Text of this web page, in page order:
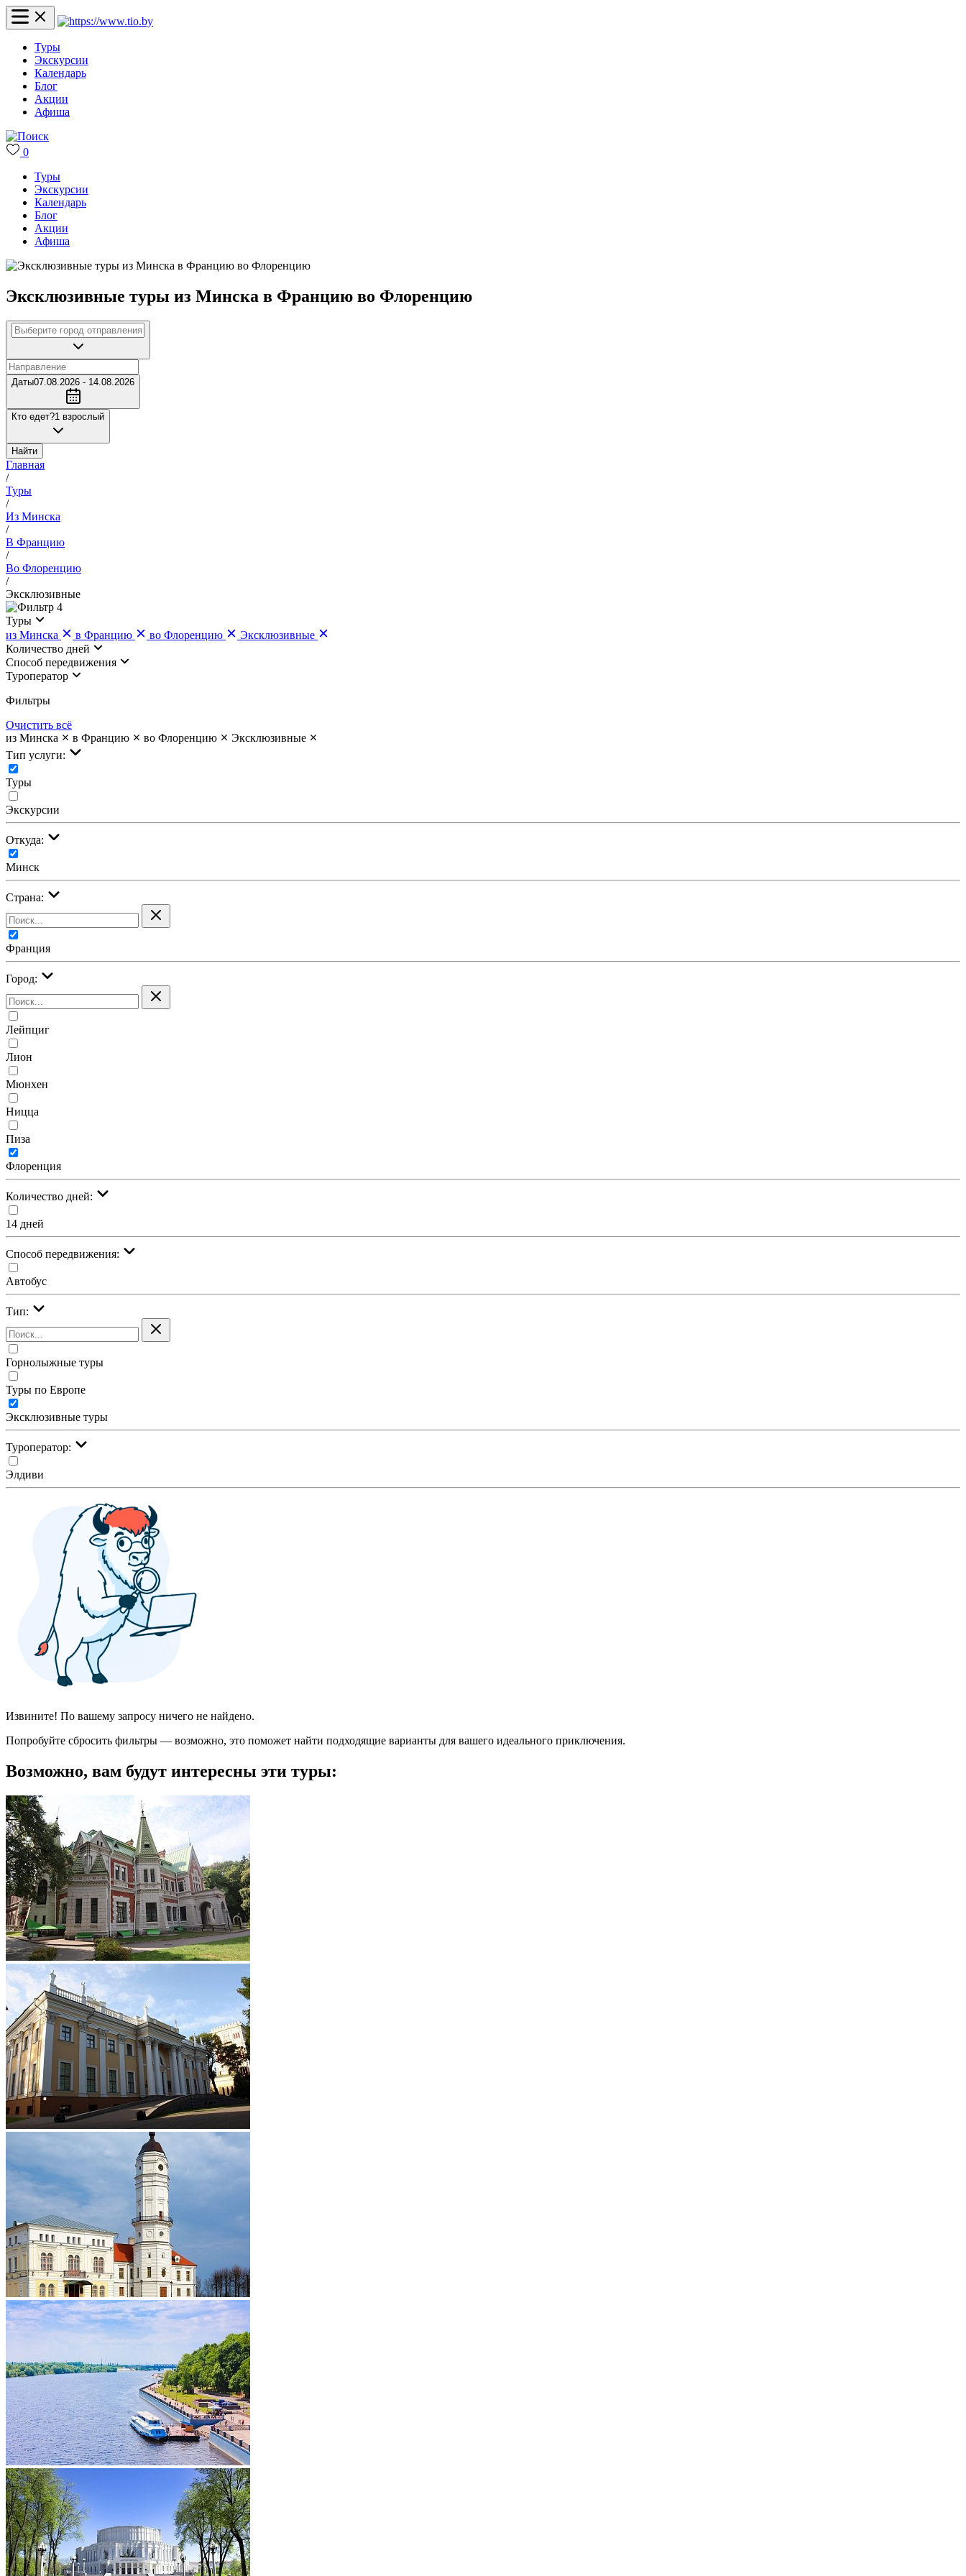
Туры
Экскурсии
Календарь
Блог
Акции
Афиша
0
Туры
Экскурсии
Календарь
Блог
Акции
Афиша
Эксклюзивные туры из Минска в Францию во Флоренцию
Даты07.08.2026 - 14.08.2026
Кто едет?1 взрослый
Найти
Главная
/
Туры
/
Из Минска
/
В Францию
/
Во Флоренцию
/
Эксклюзивные
4
Туры
из Минска
в Францию во Флоренцию
Эксклюзивные
Количество дней
Cпособ передвижения
Туроператор
Фильтры
Очистить всё
из Минска
в Францию во Флоренцию
Эксклюзивные
Тип услуги:
Туры
Экскурсии
Откуда:
Минск
Страна:
Франция
Город:
Лейпциг
Лион
Мюнхен
Ницца
Пиза
Флоренция
Количество дней:
14 дней
Cпособ передвижения:
Автобус
Тип:
Горнолыжные туры
Туры по Европе
Эксклюзивные туры
Туроператор:
Элдиви
Извините! По вашему запросу ничего не найдено.
Попробуйте сбросить фильтры — возможно, это поможет найти подходящие варианты для вашего идеального приключения.
Возможно, вам будут интересны эти туры: